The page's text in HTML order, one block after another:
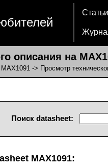
Статьи
описания на
MAX1091 -> Просмотр
Поиск datasheet:
MAX1091: